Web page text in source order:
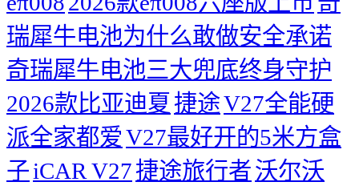
瑞犀牛电池为什么敢做安全承诺
奇瑞犀牛电池三大兜底终身守护
2026款比亚迪夏 捷途V27全能硬
派全家都爱V27最好开的5米方盒
子iCAR V27捷途旅行者沃尔沃